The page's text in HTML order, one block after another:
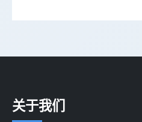
关于我们